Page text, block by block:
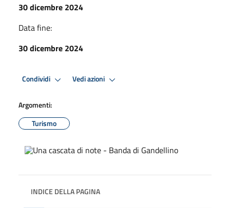
30 dicembre 2024
Data fine:
30 dicembre 2024
Condividi Vedi azioni
Argomenti:
Turismo
INDICE DELLA PAGINA